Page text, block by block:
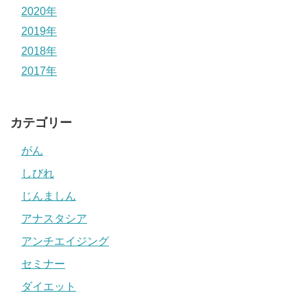
2020年
2019年
2018年
2017年
カテゴリー
がん
しびれ
じんましん
アナスタシア
アンチエイジング
セミナー
ダイエット